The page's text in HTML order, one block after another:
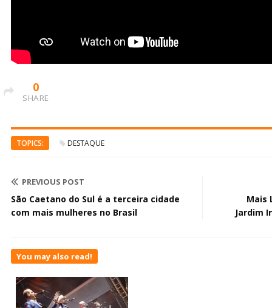
0
SHARE
TOPICS: DESTAQUE
PREVIOUS POST
São Caetano do Sul é a terceira cidade
com mais mulheres no Brasil
Mais
Jardim
You may also read!